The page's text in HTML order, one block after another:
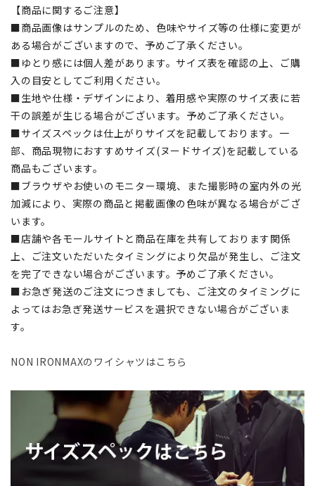
【商品に関するご注意】
■商品画像はサンプルのため、色味やサイズ等の仕様に変更が
ある場合がございますので、予めご了承ください。
■ゆとり感には個人差があります。サイズ表を確認の上、ご購
入の目安としてご利用ください。
■生地や仕様・デザインにより、着用感や実際のサイズ表に若
干の誤差が生じる場合がございます。予めご了承ください。
■サイズスペックは仕上がりサイズを記載しております。一
部、商品現物におすすめサイズ(ヌードサイズ)を記載している
商品もございます。
■ブラウザやお使いのモニター環境、また撮影時の室内外の光
加減により、実際の商品と掲載画像の色味が異なる場合がござ
います。
■店舗や各モールサイトと商品在庫を共有しております関係
上、ご注文いただいたタイミングにより欠品が発生し、ご注文
を完了できない場合がございます。予めご了承ください。
■お急ぎ発送のご注文につきましても、ご注文のタイミングに
よってはお急ぎ発送サービスを選択できない場合がございま
す。
NON IRONMAXのワイシャツはこちら